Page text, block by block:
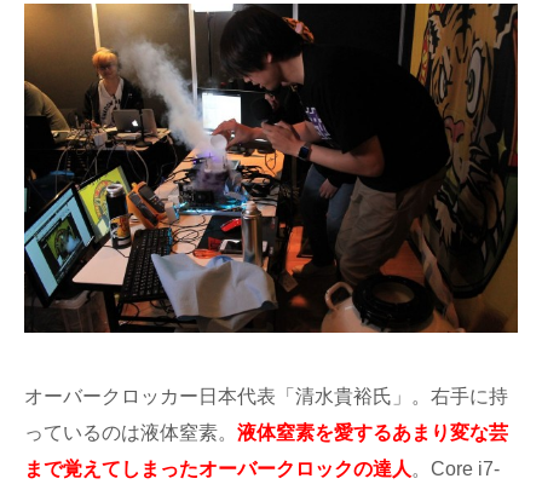
オーバークロッカー日本代表「清水貴裕氏」。右手に持
っているのは液体窒素。 液体窒素を愛するあまり変な芸
まで覚えてしまったオーバークロックの達人 。Core i7-